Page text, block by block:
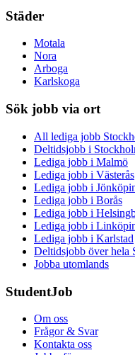
Städer
Motala
Nora
Arboga
Karlskoga
Sök jobb via ort
All lediga jobb
Deltidsjobb i
Lediga jobb i Malmö
Lediga jobb i Västerås
Lediga jobb i
Lediga jobb i Borås
Lediga jobb i
Lediga jobb i
Lediga jobb i Karlstad
Deltidsjobb över hela
Jobba utomlands
StudentJob
Om oss
Frågor & Svar
Kontakta oss